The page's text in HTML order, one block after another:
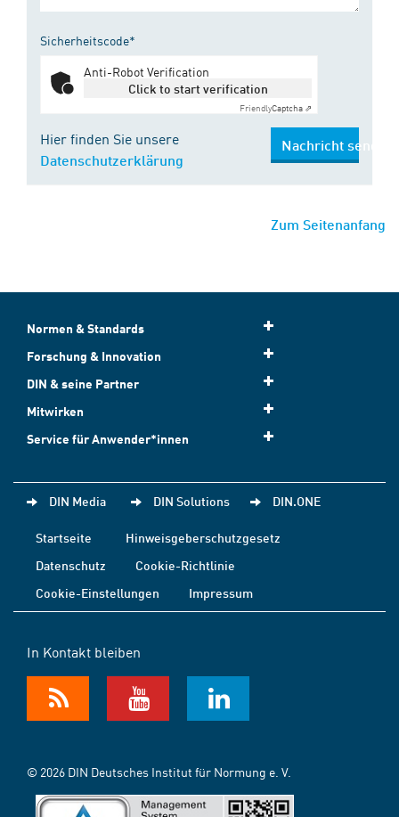
Sicherheitscode*
Anti-Robot Verification
Click to start verification
FriendlyCaptcha ⇗
Hier finden Sie unsere
Datenschutzerklärung
Nachricht senden
Zum Seitenanfang
Normen & Standards
Forschung & Innovation
DIN & seine Partner
Mitwirken
Service für Anwender*innen
DIN Media DIN Solutions DIN.ONE
Startseite
Hinweisgeberschutzgesetz
Datenschutz
Cookie-Richtlinie
Cookie-Einstellungen
Impressum
In Kontakt bleiben
© 2026 DIN Deutsches Institut für Normung e. V.